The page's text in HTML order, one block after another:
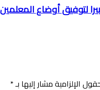
لتوفيق أوضاع المعلمين
الإلزامية مشار إليها بـ*